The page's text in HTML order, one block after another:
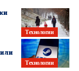
Технологии
Технологии